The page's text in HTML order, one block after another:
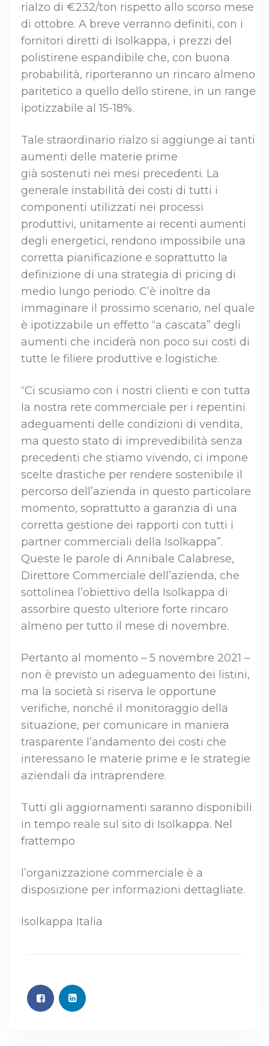
rialzo di €232/ton rispetto allo scorso mese
di ottobre. A breve verranno definiti, con i
fornitori diretti di Isolkappa, i prezzi del
polistirene espandibile che, con buona
probabilità, riporteranno un rincaro almeno
paritetico a quello dello stirene, in un range
ipotizzabile al 15-18%.
Tale straordinario rialzo si aggiunge ai tanti
aumenti delle materie prime
già sostenuti nei mesi precedenti. La
generale instabilità dei costi di tutti i
componenti utilizzati nei processi
produttivi, unitamente ai recenti aumenti
degli energetici, rendono impossibile una
corretta pianificazione e soprattutto la
definizione di una strategia di pricing di
medio lungo periodo. C’è inoltre da
immaginare il prossimo scenario, nel quale
è ipotizzabile un effetto “a cascata” degli
aumenti che inciderà non poco sui costi di
tutte le filiere produttive e logistiche.
“Ci scusiamo con i nostri clienti e con tutta
la nostra rete commerciale per i repentini
adeguamenti delle condizioni di vendita,
ma questo stato di imprevedibilità senza
precedenti che stiamo vivendo, ci impone
scelte drastiche per rendere sostenibile il
percorso dell’azienda in questo particolare
momento, soprattutto a garanzia di una
corretta gestione dei rapporti con tutti i
partner commerciali della Isolkappa”.
Queste le parole di Annibale Calabrese,
Direttore Commerciale dell’azienda, che
sottolinea l’obiettivo della Isolkappa di
assorbire questo ulteriore forte rincaro
almeno per tutto il mese di novembre.
Pertanto al momento – 5 novembre 2021 –
non è previsto un adeguamento dei listini,
ma la società si riserva le opportune
verifiche, nonché il monitoraggio della
situazione, per comunicare in maniera
trasparente l’andamento dei costi che
interessano le materie prime e le strategie
aziendali da intraprendere.
Tutti gli aggiornamenti saranno disponibili
in tempo reale sul sito di Isolkappa. Nel
frattempo
l’organizzazione commerciale è a
disposizione per informazioni dettagliate.
Isolkappa Italia